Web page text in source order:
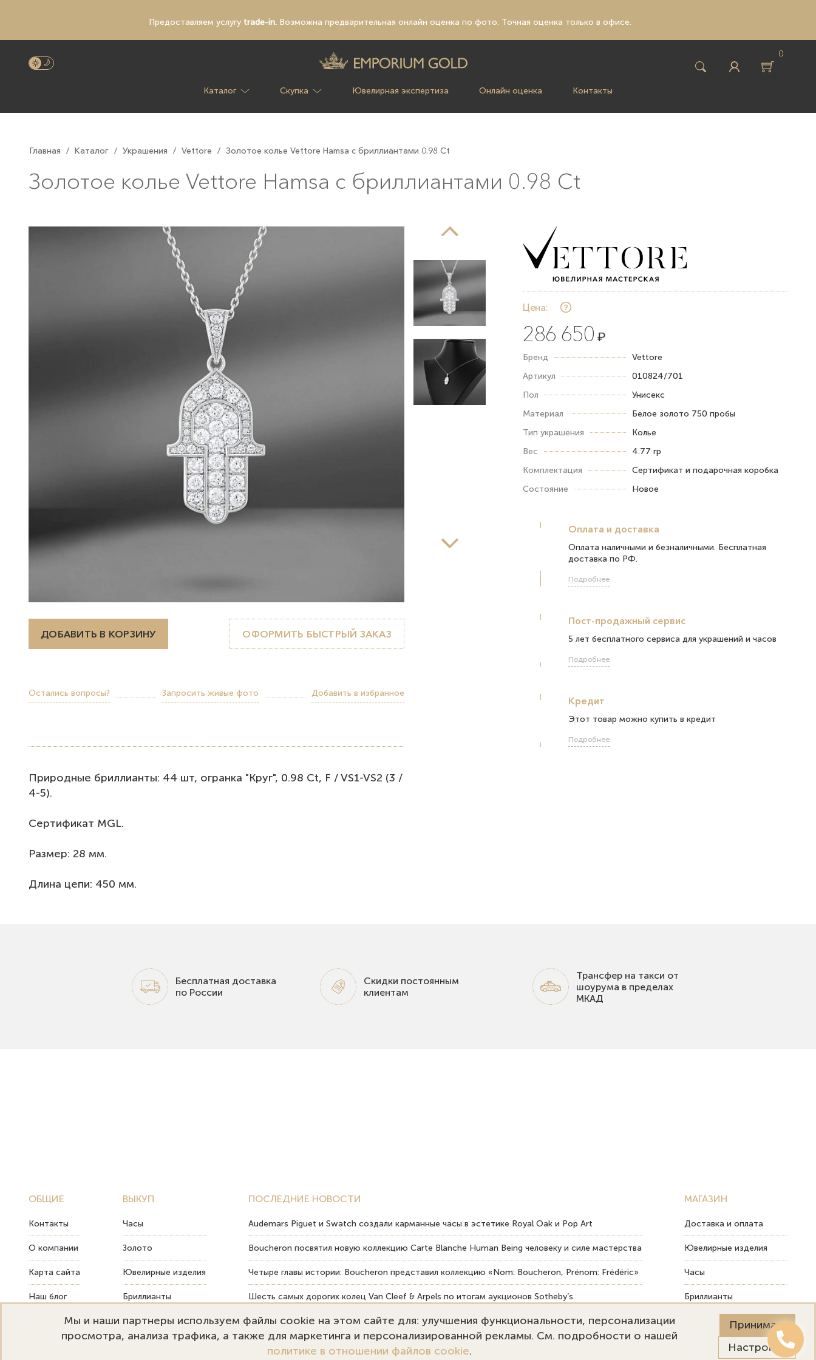
Предоставляем услугу trade-in.Возможна предварительная онлайн оценка по фото. Точная оценка только в офисе.
0
Каталог Скупка Ювелирная экспертиза Онлайн оценка Контакты
Главная / Каталог / Украшения / Vettore / Золотое колье Vettore Hamsa с бриллиантами 0.98 Ct
Золотое колье Vettore Hamsa с бриллиантами 0.98 Ct
ДОБАВИТЬ В КОРЗИНУ ОФОРМИТЬ БЫСТРЫЙ ЗАКАЗ
Остались вопросы? Запросить живые фото Добавить в избранное
Природные бриллианты: 44 шт, огранка "Круг", 0.98 Ct, F / VS1-VS2 (3 /
4-5).
Сертификат MGL.
Размер: 28 мм.
Длина цепи: 450 мм.
Цена:
286 650 ₽
Бренд
Vettore
Артикул
010824/701
Пол
Унисекс
Материал
Белое золото 750 пробы
Тип украшения
Колье
Вес
4.77 гр
Комплектация
Сертификат и подарочная коробка
Состояние
Новое
Оплата и доставка
Оплата наличными и безналичными. Бесплатная
доставка по РФ.
Подробнее
Пост-продажный сервис
5 лет бесплатного сервиса для украшений и часов
Подробнее
Кредит
Этот товар можно купить в кредит
Подробнее
Бесплатная доставка
по России
Скидки постоянным
клиентам
Трансфер на такси от
шоурума в пределах
МКАД
ОБЩИЕ
Контакты
О компании
Карта сайта
Наш блог
ВЫКУП
Часы
Золото
Ювелирные изделия
Бриллианты
Монеты
ПОСЛЕДНИЕ НОВОСТИ
Audemars Piguet и Swatch создали карманные часы в эстетике Royal Oak и Pop Art
Boucheron посвятил новую коллекцию Carte Blanche Human Being человеку и силе мастерства
Четыре главы истории: Boucheron представил коллекцию «Nom: Boucheron, Prénom: Frédéric»
Шесть самых дорогих колец Van Cleef & Arpels по итогам аукционов Sotheby’s
Как твердость драгоценных камней влияет на долговечность ювелирных изделий
МАГАЗИН
Доставка и оплата
Ювелирные изделия
Часы
Бриллианты
Пост-продажный сервис
Мы и наши партнеры используем файлы cookie на этом сайте для: улучшения функциональности, персонализации
просмотра, анализа трафика, а также для маркетинга и персонализированной рекламы. См. подробности о нашей
политике в отношении файлов cookie.
Принимаю
Настройки